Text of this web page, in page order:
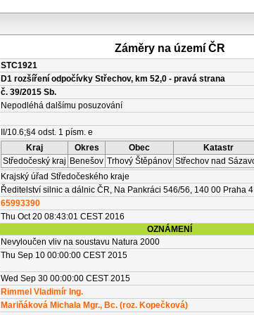
Záměry na území ČR
STC1921
D1 rozšíření odpočívky Střechov, km 52,0 - pravá strana
č. 39/2015 Sb.
Nepodléhá dalšímu posuzování
II/10.6;§4 odst. 1 písm. e
Kraj Okres Obec
Katastr
Středočeský kraj Benešov Trhový Štěpánov Střechov nad
Krajský úřad Středočeského kraje
Ředitelství silnic a dálnic ČR, Na Pankráci 546/56, 140 00 Praha
65993390
Thu Oct 20 08:43:01 CEST 2016
OZNÁMENÍ
Nevyloučen vliv na soustavu Natura 2000
Thu Sep 10 00:00:00 CEST 2015
Wed Sep 30 00:00:00 CEST 2015
Rimmel Vladimír Ing.
Mariňáková Michala Mgr., Bc. (roz. Kopečková)